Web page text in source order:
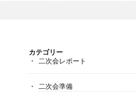
カテゴリー
二次会レポート
二次会準備